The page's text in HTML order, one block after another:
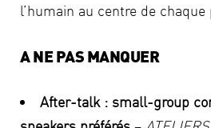
l’humain au centre de chaque
A NE PAS MANQUER
After-talk : small-group